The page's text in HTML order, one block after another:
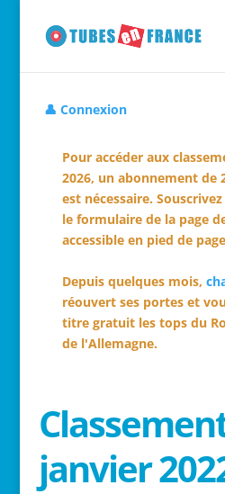
👤 Connexion
Pour accéder aux
2026, un abonnement de
est nécessaire.
le formulaire de la page
accessible en pied de
Depuis quelques mois,
réouvert ses portes et
titre gratuit les tops du
de l'Allemagne.
janvier